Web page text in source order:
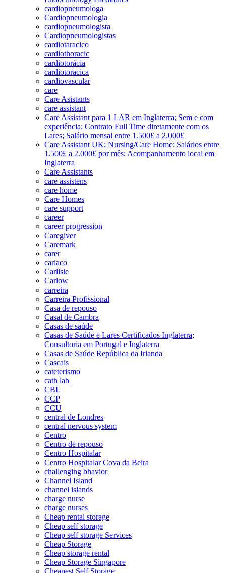
cardiopneumologa
Cardiopneumologia
cardiopneumologista
Cardiopneumologistas
cardiotaracico
cardiothoracic
cardiotorácia
cardiotoracica
cardiovascular
care
Care Asistants
care assistant
Care Assistant para 1 LAR em Inglaterra; Sem e com
experiência; Contrato Full Time diretamente com os
Lares; Salário mensal entre 1.500£ a 2.000£
Care Assistant UK; Nursing/Care Home; Salários entre
1.500£ a 2.000£ por mês; Acompanhamento local em
Inglaterra
Care Assistants
care assistens
care home
Care Homes
care support
career
career progression
Caregiver
Caremark
carer
cariaco
Carlisle
Carlow
carreira
Carreira Profissional
Casa de repouso
Casal de Cambra
Casas de saúde
Casas de Saúde e Lares Certificados Inglaterra;
Consultoria em Portugal e Inglaterra
Casas de Saúde República da Irlanda
Cascais
cateterismo
cath lab
CBL
CCP
CCU
central de Londres
central nervous system
Centro
Centro de repouso
Centro Hospitalar
Centro Hospitalar Cova da Beira
challenging bhavior
Channel Island
channel islands
charge nurse
charge nurses
Cheap rental storage
Cheap self storage
Cheap self storage Services
Cheap Storage
Cheap storage rental
Cheap Storage Singapore
Cheapest Self Storage